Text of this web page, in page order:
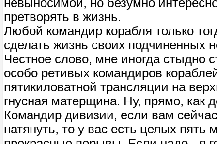
невыносимой, но безумно
претворять в жизнь.
Любой командир корабля только
сделать жизнь своих подчиненных
Честное слово, мне иногда стыдно
особо ретивых командиров
пятикиловатной трансляции на
гнусная матерщина. Ну, прямо, как
Командир дивизии, если вам
натянуть, то у вас есть целых